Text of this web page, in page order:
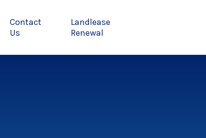
Contact
Us
Landlease
Renewal